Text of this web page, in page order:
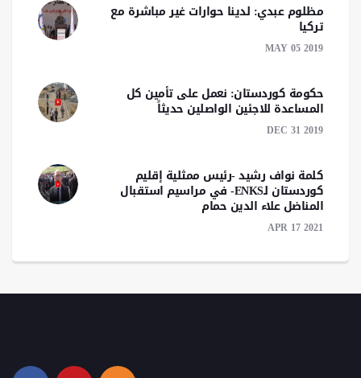
مظلوم عبدي: لدينا حوارات غير مباشرة مع
تركيا‎
MAY 05 2019
حكومة كوردستان: نعمل على تأمين كل
المساعدة للاجئين الواصلين حديثاً
DEC 31 2019
كلمة نواف رشید -رئیس ممثلية إقليم
كوردستان لـENKS- في مراسيم استقبال
المناضل علاء الدين حمام
APR 17 2021